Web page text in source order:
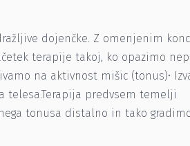
dojenčke. Z omenjenim
terapije takoj, ko opazimo
na aktivnost mišic (tonus)•
telesa.Terapija predvsem temelji
tonusa distalno in tako